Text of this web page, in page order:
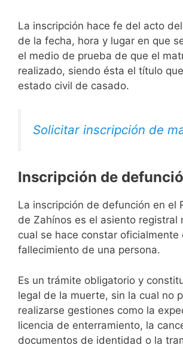
La inscripción hace fe del acto
de la fecha, hora y lugar en que
el medio de prueba de que el
realizado, siendo ésta el título
estado civil de casado.
Solicitar inscripción de
Inscripción de
La inscripción de defunción en el
de Zahínos es el asiento registral
cual se hace constar oficialmente
fallecimiento de una persona.
Es un trámite obligatorio y
legal de la muerte, sin la cual no
realizarse gestiones como la
licencia de enterramiento, la
documentos de identidad o la